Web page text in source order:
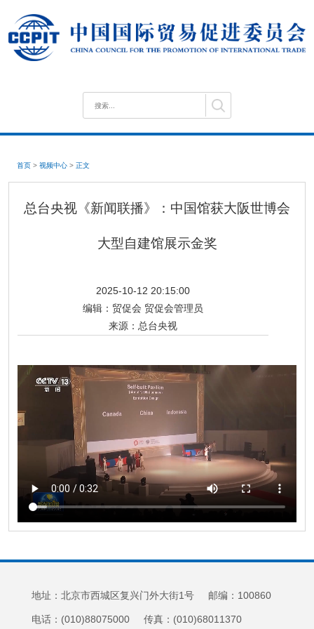
首页 > 视频中心 > 正文
总台央视《新闻联播》：中国馆获大阪世博会
大型自建馆展示金奖
2025-10-12 20:15:00
编辑： 贸促会 贸促会管理员
来源： 总台央视
地址：北京市西城区复兴门外大街1号 邮编：100860
电话：(010)88075000 传真：(010)68011370